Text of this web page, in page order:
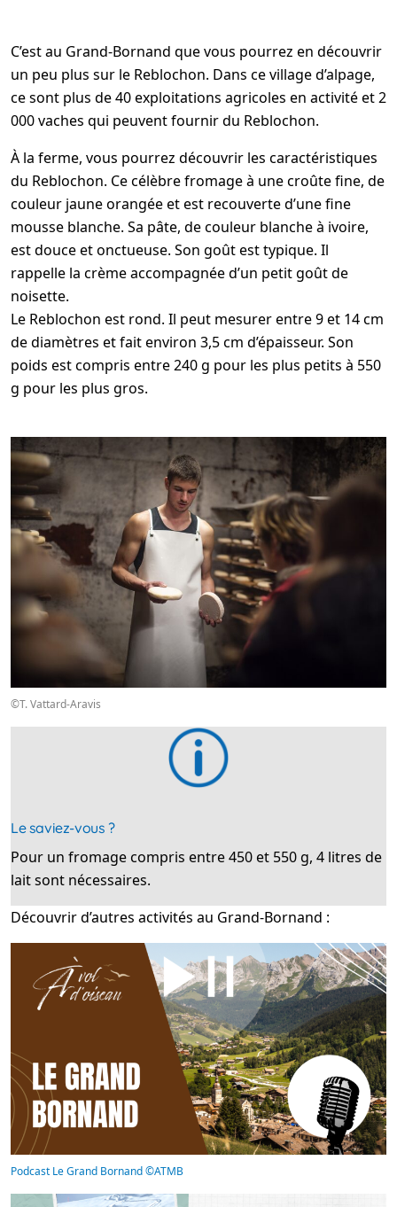
C’est au Grand-Bornand que vous pourrez en découvrir
un peu plus sur le Reblochon. Dans ce village d’alpage,
ce sont plus de 40 exploitations agricoles en activité et 2
000 vaches qui peuvent fournir du Reblochon.
À la ferme, vous pourrez découvrir les caractéristiques
du Reblochon. Ce célèbre fromage à une croûte fine, de
couleur jaune orangée et est recouverte d’une fine
mousse blanche. Sa pâte, de couleur blanche à ivoire,
est douce et onctueuse. Son goût est typique. Il
rappelle la crème accompagnée d’un petit goût de
noisette.
Le Reblochon est rond. Il peut mesurer entre 9 et 14 cm
de diamètres et fait environ 3,5 cm d’épaisseur. Son
poids est compris entre 240 g pour les plus petits à 550
g pour les plus gros.
©T. Vattard-Aravis
Le saviez-vous ?
Pour un fromage compris entre 450 et 550 g, 4 litres de
lait sont nécessaires.
Découvrir d’autres activités au Grand-Bornand :
Podcast Le Grand Bornand ©ATMB